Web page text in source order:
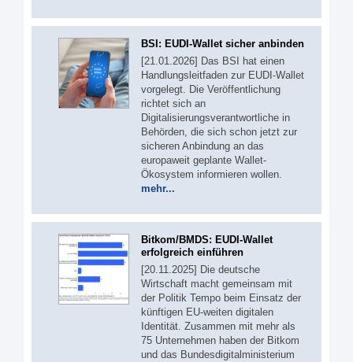
BSI: EUDI-Wallet sicher anbinden
[21.01.2026] Das BSI hat einen
Handlungsleitfaden zur EUDI-Wallet
vorgelegt. Die Veröffentlichung
richtet sich an
Digitalisierungsverantwortliche in
Behörden, die sich schon jetzt zur
sicheren Anbindung an das
europaweit geplante Wallet-
Ökosystem informieren wollen.
mehr...
Bitkom/BMDS: EUDI-Wallet
erfolgreich einführen
[20.11.2025] Die deutsche
Wirtschaft macht gemeinsam mit
der Politik Tempo beim Einsatz der
künftigen EU-weiten digitalen
Identität. Zusammen mit mehr als
75 Unternehmen haben der Bitkom
und das Bundesdigitalministerium